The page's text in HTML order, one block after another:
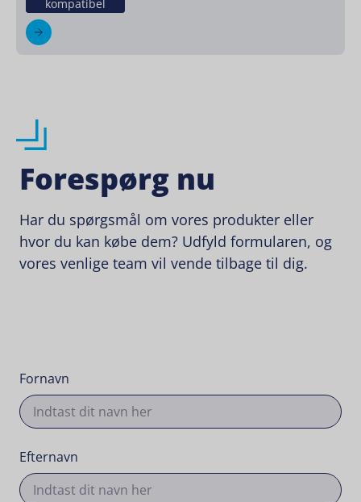
kompatibel
Forespørg nu
Har du spørgsmål om vores produkter eller
hvor du kan købe dem? Udfyld formularen, og
vores venlige team vil vende tilbage til dig.
Fornavn
Efternavn